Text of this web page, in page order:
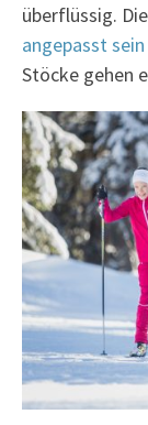
überflüssig. Die
angepasst
Stöcke gehen